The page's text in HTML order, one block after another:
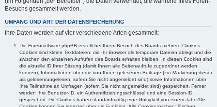
Besuchs gesammelt werden.
UMFANG UND ART DER DATENSPEICHERUNG
Ihre Daten werden auf vier verschiedene Arten gesammelt:
Die Forensoftware phpBB erstellt bei Ihrem Besuch des Boards mehrere Cookies.
Cookies sind kleine Textdateien, die Ihr Browser als temporäre Dateien ablegt und die
zwischen den einzelnen Aufrufen des Boards erhalten bleiben. In diesen Cookies sind
die aktuelle ID Ihrer Sitzung (damit Ihnen alle Seitenaufrufe zugeordnet werden
können), Informationen über die von Ihnen gelesenen Beiträge (zur Markierung dieser
als gelesen/ungelesen; sofern Sie nicht angemeldet sind) sowie Informationen über
Ihre Teilnahme an Umfragen (sofern Sie nicht angemeldet sind) gespeichert. Ferner
werden Ihre Benutzer-ID, ein Authentifizierungsschlüssel und eine Session-ID
gespeichert. Die Cookies haben standardmäßig eine Gültigkeit von einem Jahr. Alle